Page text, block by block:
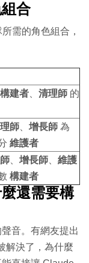
合
需的角色組合，
構建者 清理師 的
師 增長師 為
維護者
增長師
維護
構建者
還需要構
音。有網友提出
解決了，為什麼